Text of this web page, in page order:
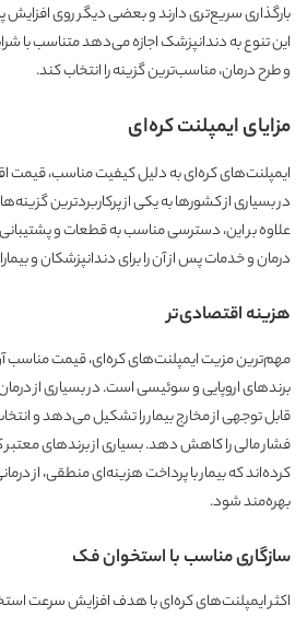
بارگذاری سریع‌تری دارند و بعضی دیگر روی افزایش
این تنوع به دندانپزشک اجازه می‌دهد متناسب با
و طرح درمان، مناسب‌ترین گزینه را انتخاب کند.
مزایای ایمپلنت کره‌ای
ایمپلنت‌های کره‌ای به دلیل کیفیت مناسب، قیمت
در بسیاری از کشورها به یکی از پرکاربردترین
علاوه بر این، دسترسی مناسب به قطعات و
درمان و خدمات پس از آن را برای دندانپزشکان و
هزینه اقتصادی‌تر
مهم‌ترین مزیت ایمپلنت‌های کره‌ای، قیمت مناسب
برندهای اروپایی و سوئیسی است. در بسیاری از
قابل توجهی از مخارج بیمار را تشکیل می‌دهد و
فشار مالی را کاهش دهد. بسیاری از برندهای معتبر
کرده‌اند که بیمار با پرداخت هزینه‌ای منطقی، از
بهره‌مند شود.
سازگاری مناسب با استخوان فک
اکثر ایمپلنت‌های کره‌ای با هدف افزایش سرعت